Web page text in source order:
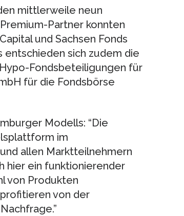
mittlerweile neun
Partner konnten
und Sachsen Fonds
entschieden sich zudem die
Hypo-Fondsbeteiligungen für
für die Fondsbörse
Modells: “Die
im
allen Marktteilnehmern
hier ein funktionierender
von Produkten
von der